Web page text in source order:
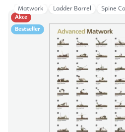
n
V Akce
Bestseller
Matwork Ladder Barrel Spine